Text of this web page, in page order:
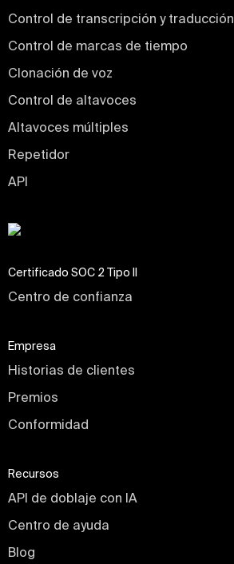
Control de transcripción y traducción
Control de marcas de tiempo
Clonación de voz
Control de altavoces
Altavoces múltiples
Repetidor
API
Certificado SOC 2 Tipo II
Centro de confianza
Empresa
Historias de clientes
Premios
Conformidad
Recursos
API de doblaje con IA
Centro de ayuda
Blog